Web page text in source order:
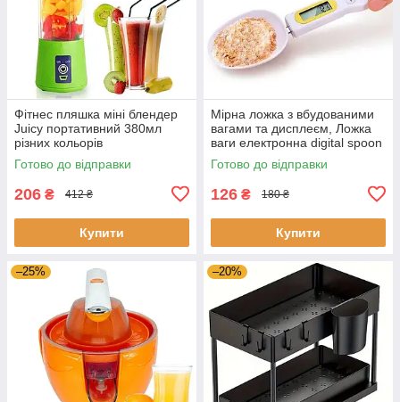
Фітнес пляшка міні блендер
Juicy портативний 380мл
різних кольорів
акумуляторний 2000mAh
Готово до відправки
206 ₴ 412 ₴
Купити
Мірна ложка з вбудованими
вагами та дисплеєм, Ложка
ваги електронна digital spoon
scale для кухні
Готово до відправки
126 ₴ 180 ₴
Купити
–25% –20%